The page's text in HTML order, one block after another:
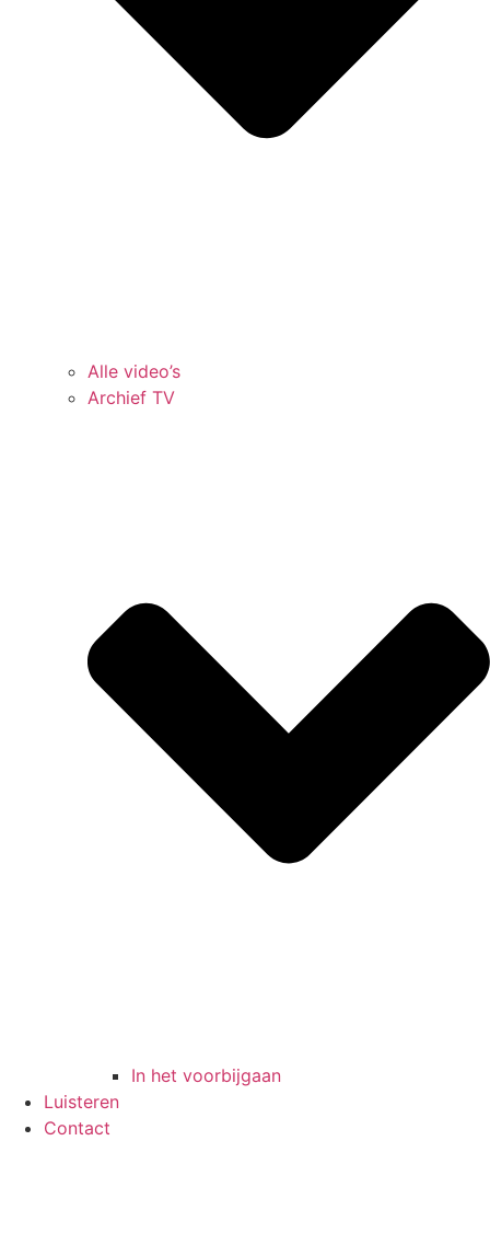
Alle video’s
Archief TV
In het voorbijgaan
Luisteren
Contact